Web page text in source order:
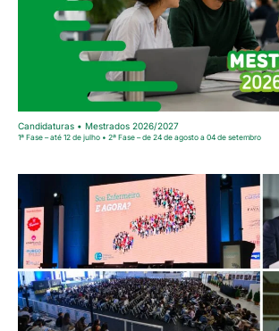
Candidaturas • Mestrados 2026/2027
1ª Fase – até 12 de julho • 2ª Fase – de 24 de agosto a 04 de setembro